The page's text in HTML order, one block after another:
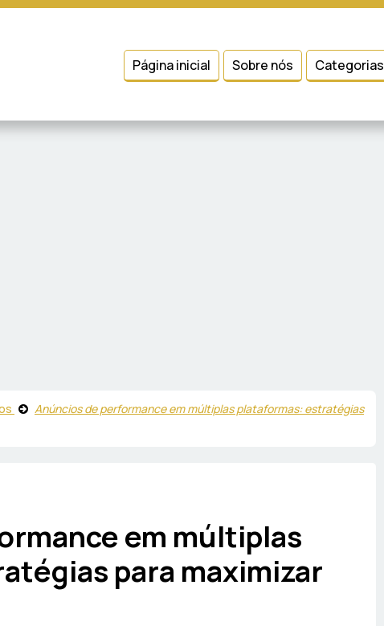
Página inicial Sobre nós Categorias
Anúncios de performance em múltiplas plataformas: estratégias
em múltiplas
para maximizar